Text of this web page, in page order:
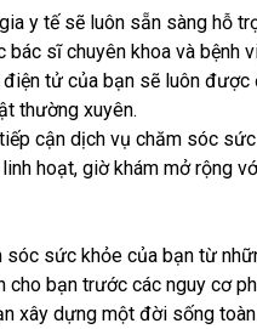
y tế sẽ luôn sẵn sàng hỗ
bác sĩ chuyên khoa và bệnh
tử của bạn sẽ luôn được
thường xuyên.
cận dịch vụ chăm sóc
hoạt, giờ khám mở rộng
sóc sức khỏe của bạn từ
cho bạn trước các nguy cơ
xây dựng một đời sống